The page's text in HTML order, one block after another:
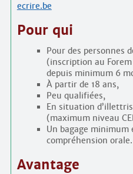
ecrire.be
Pour qui
Pour des personnes
(inscription au
depuis minimum 6
À partir de 18 ans,
Peu qualifiées,
En situation
(maximum niveau
Un bagage minimum
compréhension orale.
Avantage